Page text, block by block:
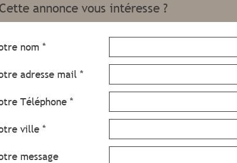
cette annonce vous intéresse ?
nom *
adresse mail *
Téléphone *
ville *
message